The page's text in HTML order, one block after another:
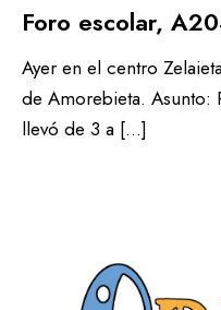
Foro escolar,
Ayer en el centro
de Amorebieta. Asunto:
llevó de 3 a […]